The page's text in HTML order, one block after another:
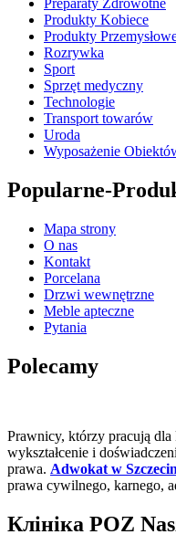
Preparaty Zdrowotne
Produkty Kobiece
Produkty
Rozrywka
Sport
Sprzęt medyczny
Technologie
Transport towarów
Uroda
Wyposażenie
Popularne-
Mapa strony
O nas
Kontakt
Porcelana
Drzwi wewnętrzne
Meble apteczne
Pytania
Polecamy
Prawnicy, którzy pracują
wykształcenie i
prawa. Adwokat w
prawa cywilnego, karnego,
Клініка POZ